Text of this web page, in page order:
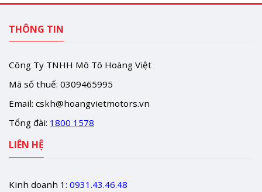
THÔNG TIN
Công Ty TNHH Mô Tô Hoàng Việt
Mã số thuế: 0309465995
Email: cskh@hoangvietmotors.vn
Tổng đài: 1800 1578
LIÊN HỆ
Kinh doanh 1: 0931.43.46.48